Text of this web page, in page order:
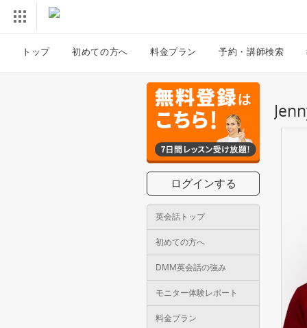
トップ 初めての方へ 料金プラン 予約・講師検索
ログインする
英会話トップ
初めての方へ
DMM英会話の強み
モニター体験レポート
料金プラン